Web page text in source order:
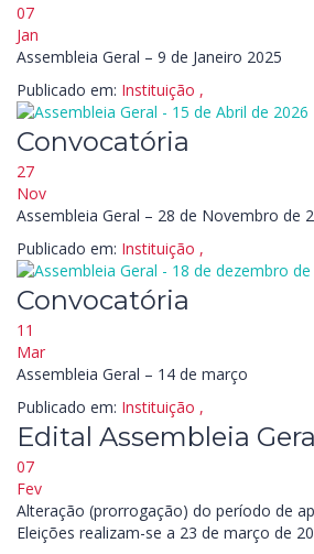
07
Jan
Assembleia Geral – 9 de Janeiro 2025
Publicado em: Instituição ,
Convocatória
27
Nov
Assembleia Geral – 28 de Novembro de
Publicado em: Instituição ,
Convocatória
11
Mar
Assembleia Geral – 14 de março
Publicado em: Instituição ,
Edital Assembleia
07
Fev
Alteração (prorrogação) do período de
Eleições realizam-se a 23 de março de